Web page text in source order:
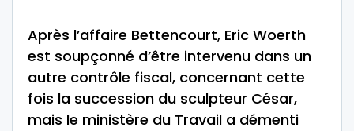
Après l’affaire Bettencourt, Eric Woerth
est soupçonné d’être intervenu dans un
autre contrôle fiscal, concernant cette
fois la succession du sculpteur César,
mais le ministère du Travail a démenti